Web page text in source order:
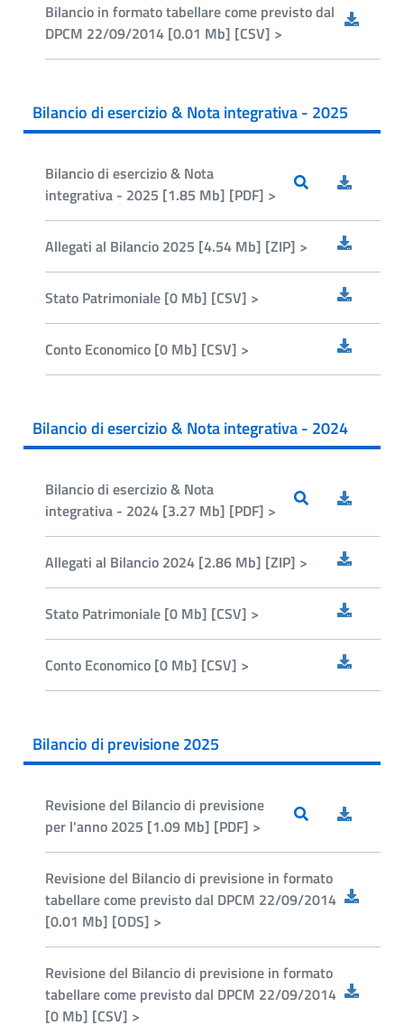
Bilancio in formato tabellare come previsto dal
DPCM 22/09/2014 [0.01 Mb] [CSV] >
Bilancio di esercizio & Nota integrativa - 2025
Bilancio di esercizio & Nota
integrativa - 2025 [1.85 Mb] [PDF] >
Allegati al Bilancio 2025 [4.54 Mb] [ZIP] >
Stato Patrimoniale [0 Mb] [CSV] >
Conto Economico [0 Mb] [CSV] >
Bilancio di esercizio & Nota integrativa - 2024
Bilancio di esercizio & Nota
integrativa - 2024 [3.27 Mb] [PDF] >
Allegati al Bilancio 2024 [2.86 Mb] [ZIP] >
Stato Patrimoniale [0 Mb] [CSV] >
Conto Economico [0 Mb] [CSV] >
Bilancio di previsione 2025
Revisione del Bilancio di previsione
per l'anno 2025 [1.09 Mb] [PDF] >
Revisione del Bilancio di previsione in formato
tabellare come previsto dal DPCM 22/09/2014
[0.01 Mb] [ODS] >
Revisione del Bilancio di previsione in formato
tabellare come previsto dal DPCM 22/09/2014
[0 Mb] [CSV] >